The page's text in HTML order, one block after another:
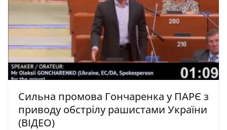
Сильна промова Гончаренка у ПАРЄ з
приводу обстрілу рашистами України
(ВІДЕО)